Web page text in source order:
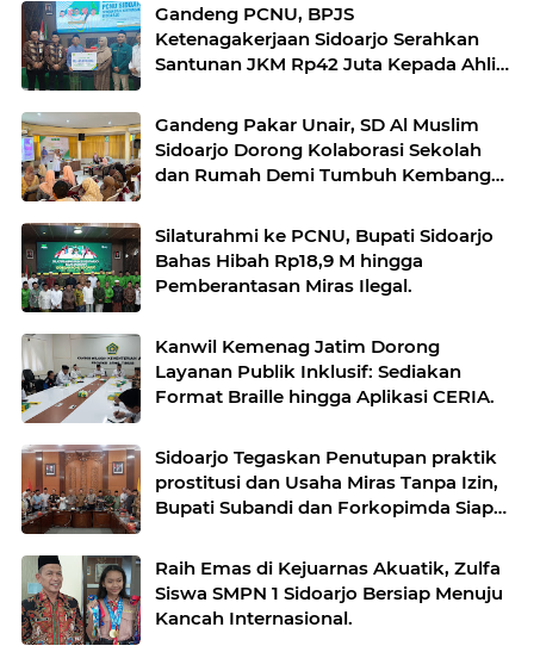
Gandeng PCNU, BPJS
Ketenagakerjaan Sidoarjo Serahkan
Santunan JKM Rp42 Juta Kepada Ahli
Hajar.
Gandeng Pakar Unair, SD Al Muslim
Sidoarjo Dorong Kolaborasi Sekolah
dan Rumah Demi Tumbuh Kembang
Silaturahmi ke PCNU, Bupati Sidoarjo
Bahas Hibah Rp18,9 M hingga
Pemberantasan Miras Ilegal.
Kanwil Kemenag Jatim Dorong
Layanan Publik Inklusif: Sediakan
Format Braille hingga Aplikasi CERIA.
Sidoarjo Tegaskan Penutupan praktik
prostitusi dan Usaha Miras Tanpa Izin,
Bupati Subandi dan Forkopimda Siap
Raih Emas di Kejuarnas Akuatik, Zulfa
Siswa SMPN 1 Sidoarjo Bersiap Menuju
Kancah Internasional.